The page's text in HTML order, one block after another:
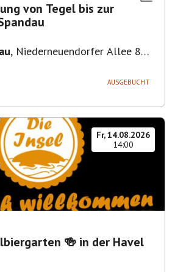
von Tegel bis zur
Spandau
, Niederneuendorfer Allee 80,
AUSGEBUCHT
Fr, 14.08.2026
14:00
🍻 in der Havel